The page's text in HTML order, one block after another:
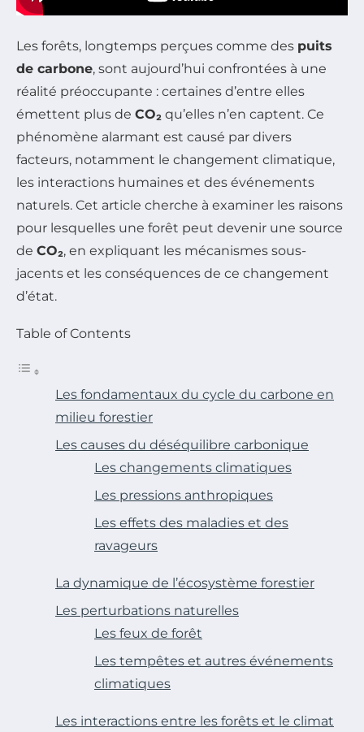
Les forêts, longtemps perçues comme des puits
de carbone, sont aujourd’hui confrontées à une
réalité préoccupante : certaines d’entre elles
émettent plus de CO₂ qu’elles n’en captent. Ce
phénomène alarmant est causé par divers
facteurs, notamment le changement climatique,
les interactions humaines et des événements
naturels. Cet article cherche à examiner les raisons
pour lesquelles une forêt peut devenir une source
de CO₂, en expliquant les mécanismes sous-
jacents et les conséquences de ce changement
d’état.
Table of Contents
Les fondamentaux du cycle du carbone en
milieu forestier
Les causes du déséquilibre carbonique
Les changements climatiques
Les pressions anthropiques
Les effets des maladies et des
ravageurs
La dynamique de l’écosystème forestier
Les perturbations naturelles
Les feux de forêt
Les tempêtes et autres événements
climatiques
Les interactions entre les forêts et le climat